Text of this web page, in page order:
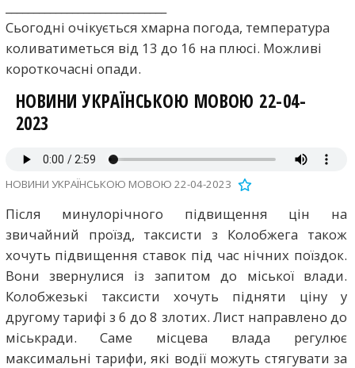
Сьогодні очікується хмарна погода, температура
коливатиметься від 13 до 16 на плюсі. Можливі
короткочасні опади.
НОВИНИ УКРАЇНСЬКОЮ МОВОЮ 22-04-
2023
НОВИНИ УКРАЇНСЬКОЮ МОВОЮ 22-04-2023
Після минулорічного підвищення цін на
звичайний проїзд, таксисти з Колобжега також
хочуть підвищення ставок під час нічних поїздок.
Вони звернулися із запитом до міської влади.
Колобжезькі таксисти хочуть підняти ціну у
другому тарифі з 6 до 8 злотих. Лист направлено до
міськради. Саме місцева влада регулює
максимальні тарифи, які водії можуть стягувати за